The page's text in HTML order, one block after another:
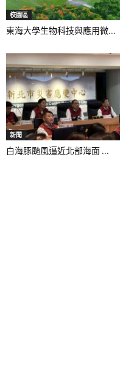
校園區
東海大學生物科技與應用微...
新聞
白海豚颱風逼近北部海面 ...